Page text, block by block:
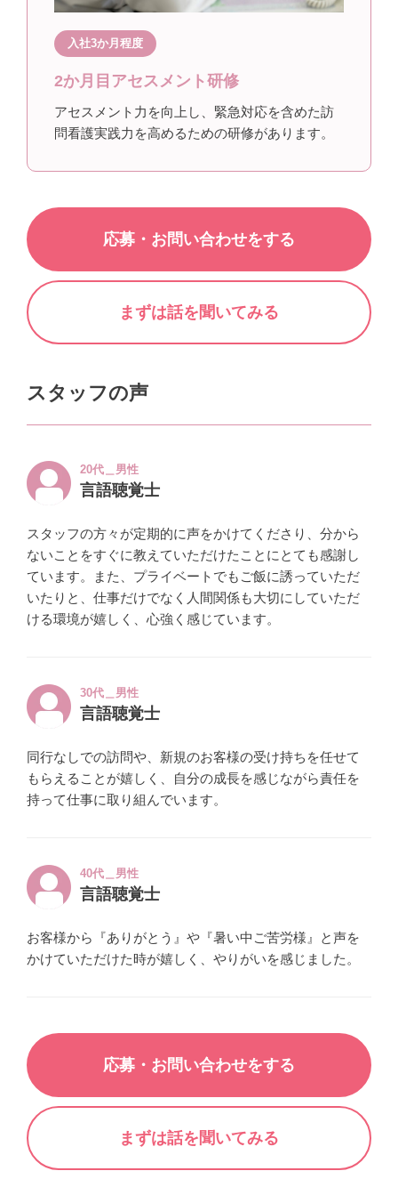
入社3か月程度
2か月目アセスメント研修
アセスメント力を向上し、緊急対応を含めた訪
問看護実践力を高めるための研修があります。
応募・お問い合わせをする
まずは話を聞いてみる
スタッフの声
20代＿男性
言語聴覚士
スタッフの方々が定期的に声をかけてくださり、分から
ないことをすぐに教えていただけたことにとても感謝し
ています。また、プライベートでもご飯に誘っていただ
いたりと、仕事だけでなく人間関係も大切にしていただ
ける環境が嬉しく、心強く感じています。
30代＿男性
言語聴覚士
同行なしでの訪問や、新規のお客様の受け持ちを任せて
もらえることが嬉しく、自分の成長を感じながら責任を
持って仕事に取り組んでいます。
40代＿男性
言語聴覚士
お客様から『ありがとう』や『暑い中ご苦労様』と声を
かけていただけた時が嬉しく、やりがいを感じました。
応募・お問い合わせをする
まずは話を聞いてみる